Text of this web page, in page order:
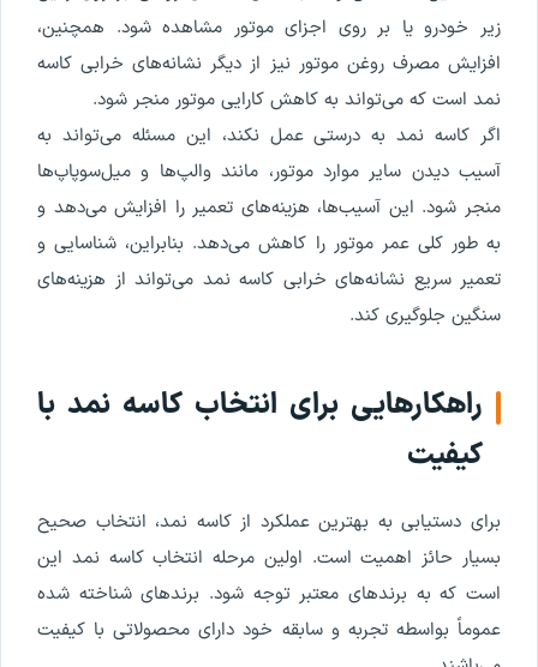
زیر خودرو یا بر روی اجزای موتور مشاهده شود. همچنین،
افزایش مصرف روغن موتور نیز از دیگر نشانه‌های خرابی کاسه‌
نمد است که می‌تواند به کاهش کارایی موتور منجر شود.
اگر کاسه‌ نمد به درستی عمل نکند، این مسئله می‌تواند به
آسیب دیدن سایر موارد موتور، مانند والپ‌ها و میل‌سوپاپ‌ها
منجر شود. این آسیب‌ها، هزینه‌های تعمیر را افزایش می‌دهد و
به طور کلی عمر موتور را کاهش می‌دهد. بنابراین، شناسایی و
تعمیر سریع نشانه‌های خرابی کاسه‌ نمد می‌تواند از هزینه‌های
سنگین جلوگیری کند.
راهکارهایی برای انتخاب کاسه‌ نمد با
کیفیت
برای دستیابی به بهترین عملکرد از کاسه‌ نمد، انتخاب صحیح
بسیار حائز اهمیت است. اولین مرحله انتخاب کاسه‌ نمد این
است که به برندهای معتبر توجه شود. برندهای شناخته شده
عموماً بواسطه تجربه و سابقه خود دارای محصولاتی با کیفیت